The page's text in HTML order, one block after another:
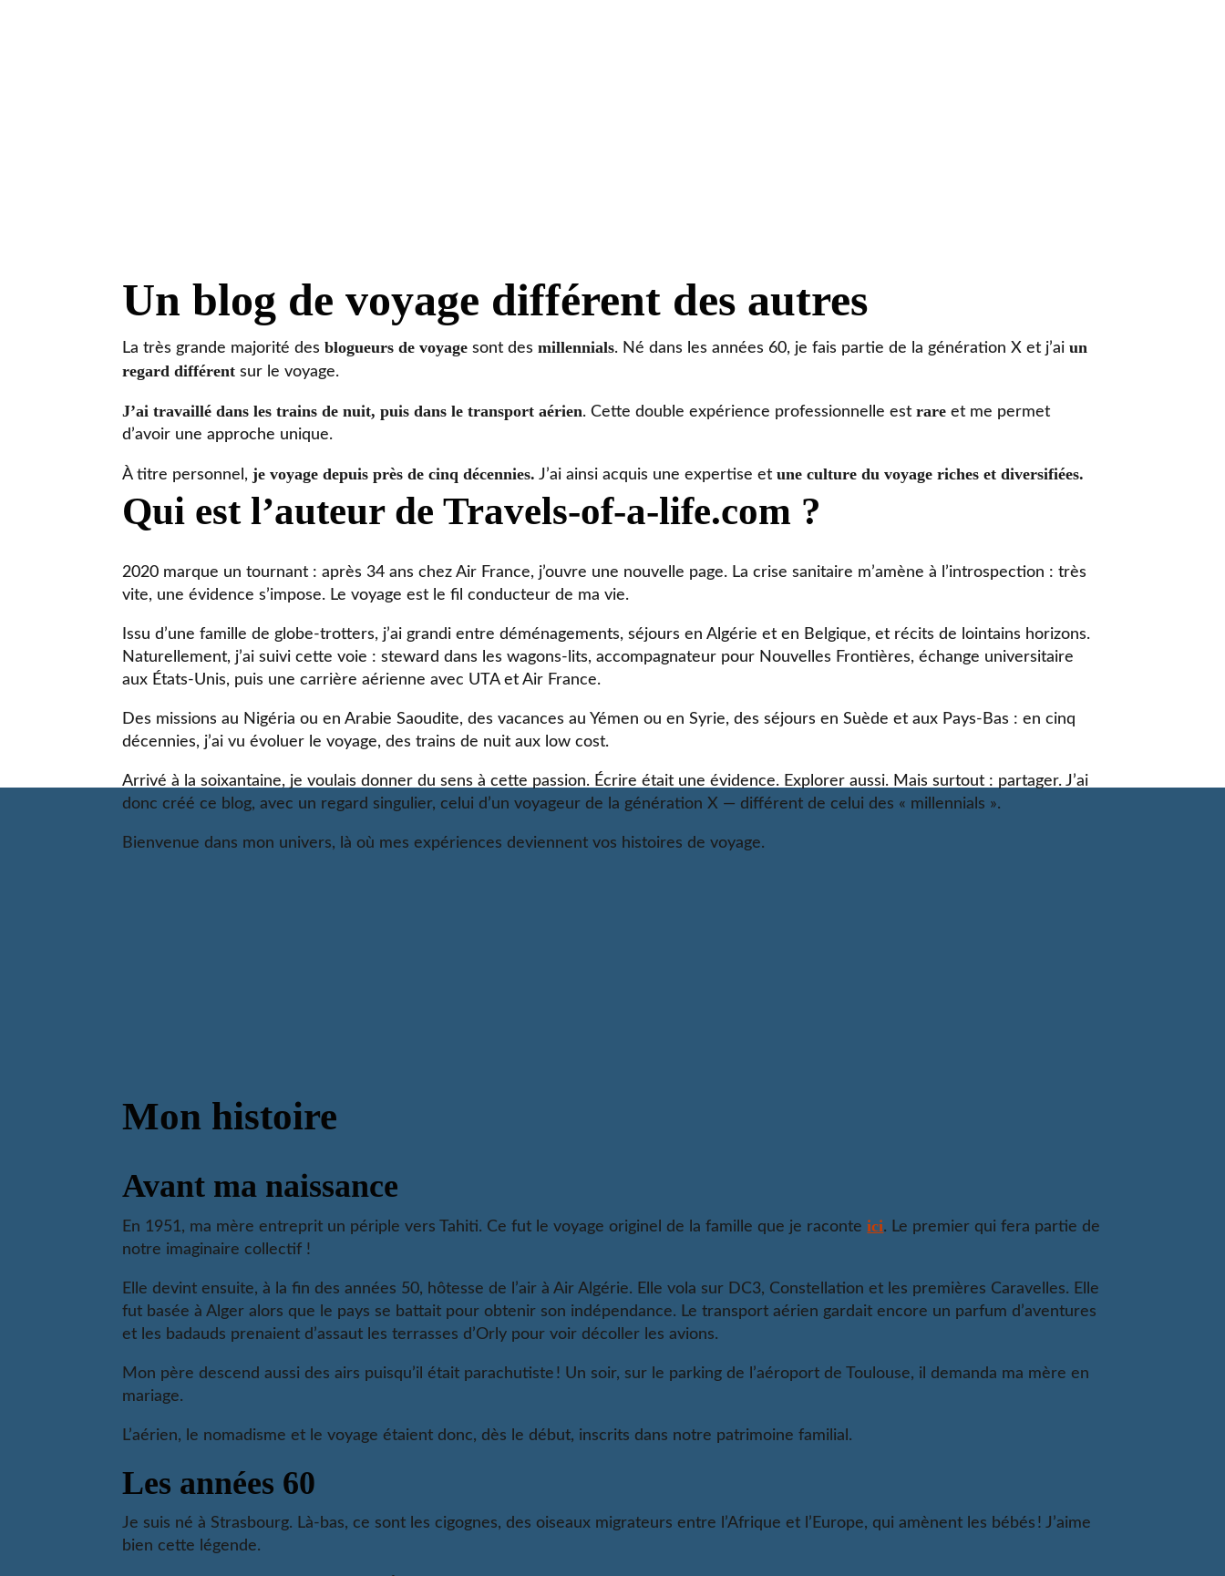
Un blog de voyage différent des autres
La très grande majorité desblogueurs de voyage sont desmillennials. Né dans les années 60, je fais partie de la génération X et j’aiun
regard différent sur le voyage.
J’ai travaillé dans les trains de nuit, puis dans le transport aérien. Cette double expérience professionnelle estrare et me permet
d’avoir une approche unique.
À titre personnel,je voyage depuis près de cinq décennies. J’ai ainsi acquis une expertise etune culture du voyage riches et diversifiées.
Qui est l’auteur de Travels-of-a-life.com ?
2020 marque un tournant : après 34 ans chez Air France, j’ouvre une nouvelle page. La crise sanitaire m’amène à l’introspection : très
vite, une évidence s’impose. Le voyage est le fil conducteur de ma vie.
Issu d’une famille de globe-trotters, j’ai grandi entre déménagements, séjours en Algérie et en Belgique, et récits de lointains horizons.
Naturellement, j’ai suivi cette voie : steward dans les wagons-lits, accompagnateur pour Nouvelles Frontières, échange universitaire
aux États-Unis, puis une carrière aérienne avec UTA et Air France.
Des missions au Nigéria ou en Arabie Saoudite, des vacances au Yémen ou en Syrie, des séjours en Suède et aux Pays-Bas : en cinq
décennies, j’ai vu évoluer le voyage, des trains de nuit aux low cost.
Arrivé à la soixantaine, je voulais donner du sens à cette passion. Écrire était une évidence. Explorer aussi. Mais surtout : partager. J’ai
donc créé ce blog, avec un regard singulier, celui d’un voyageur de la génération X — différent de celui des « millennials ».
Bienvenue dans mon univers, là où mes expériences deviennent vos histoires de voyage.
Mon histoire
Avant ma naissance
En 1951, ma mère entreprit un périple vers Tahiti. Ce fut le voyage originel de la famille que je raconteici. Le premier qui fera partie de
notre imaginaire collectif !
Elle devint ensuite, à la fin des années 50, hôtesse de l’air à Air Algérie. Elle vola sur DC3, Constellation et les premières Caravelles. Elle
fut basée à Alger alors que le pays se battait pour obtenir son indépendance. Le transport aérien gardait encore un parfum d’aventures
et les badauds prenaient d’assaut les terrasses d’Orly pour voir décoller les avions.
Mon père descend aussi des airs puisqu’il était parachutiste ! Un soir, sur le parking de l’aéroport de Toulouse, il demanda ma mère en
mariage.
L’aérien, le nomadisme et le voyage étaient donc, dès le début, inscrits dans notre patrimoine familial.
Les années 60
Je suis né à Strasbourg. Là-bas, ce sont les cigognes, des oiseaux migrateurs entre l’Afrique et l’Europe, qui amènent les bébés ! J’aime
bien cette légende.